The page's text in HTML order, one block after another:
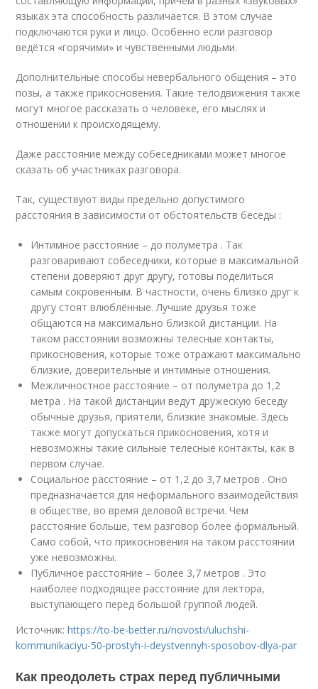
языках эта способность различается. В этом случае
подключаются руки и лицо. Особенно если разговор
ведётся «горячими» и чувственными людьми.
Дополнительные способы невербального общения – это
позы, а также прикосновения. Такие телодвижения также
могут многое рассказать о человеке, его мыслях и
отношении к происходящему.
Даже расстояние между собеседниками может многое
сказать об участниках разговора.
Так, существуют виды предельно допустимого
расстояния в зависимости от обстоятельств беседы :
Интимное расстояние – до полуметра . Так
разговаривают собеседники, которые в максимальной
степени доверяют друг другу, готовы поделиться
самым сокровенным. В частности, очень близко друг к
другу стоят влюблённые. Лучшие друзья тоже
общаются на максимально близкой дистанции. На
таком расстоянии возможны телесные контакты,
прикосновения, которые тоже отражают максимально
близкие, доверительные и интимные отношения.
Межличностное расстояние – от полуметра до 1,2
метра . На такой дистанции ведут дружескую беседу
обычные друзья, приятели, близкие знакомые. Здесь
также могут допускаться прикосновения, хотя и
невозможны такие сильные телесные контакты, как в
первом случае.
Социальное расстояние – от 1,2 до 3,7 метров . Оно
предназначается для неформального взаимодействия
в обществе, во время деловой встречи. Чем
расстояние больше, тем разговор более формальный.
Само собой, что прикосновения на таком расстоянии
уже невозможны.
Публичное расстояние – более 3,7 метров . Это
наиболее подходящее расстояние для лектора,
выступающего перед большой группой людей.
Источник:https://to-be-better.ru/novosti/uluchshi-
kommunikaciyu-50-prostyh-i-deystvennyh-sposobov-dlya-par
Как преодолеть страх перед публичными